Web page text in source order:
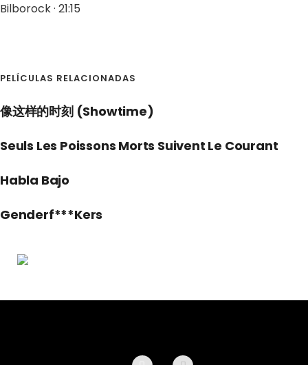
Bilborock · 21:15
PELÍCULAS RELACIONADAS
像这样的时刻 (Showtime)
Seuls Les Poissons Morts Suivent Le Courant
Habla Bajo
Genderf***kers